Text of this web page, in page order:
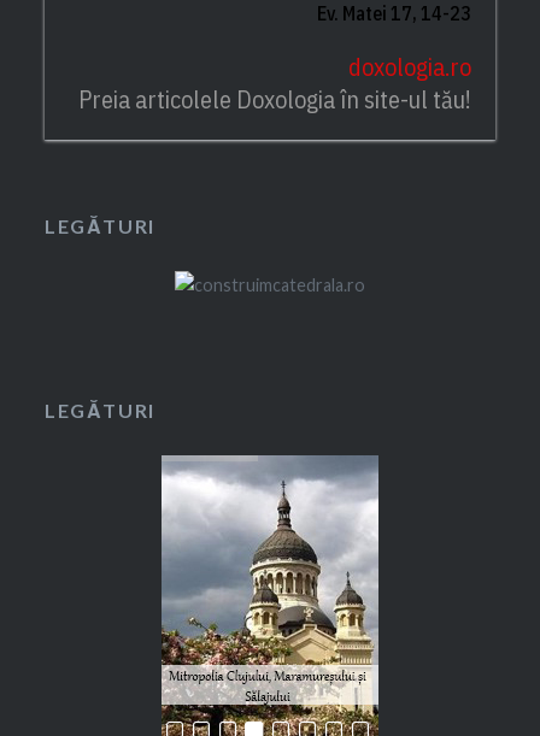
Ev. Matei 17, 14-23
doxologia.ro
Preia articolele Doxologia în site-ul tău!
LEGĂTURI
LEGĂTURI